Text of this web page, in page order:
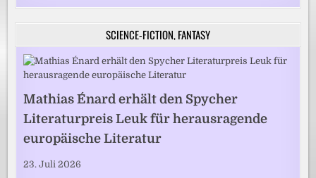
SCIENCE-FICTION, FANTASY
Mathias Énard erhält den Spycher
Literaturpreis Leuk für herausragende
europäische Literatur
23. Juli 2026